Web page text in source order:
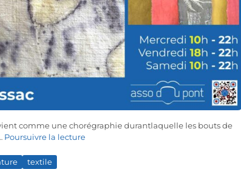
comme une chorégraphie durantlaquelle les bouts de
Poursuivre la lecture
textile